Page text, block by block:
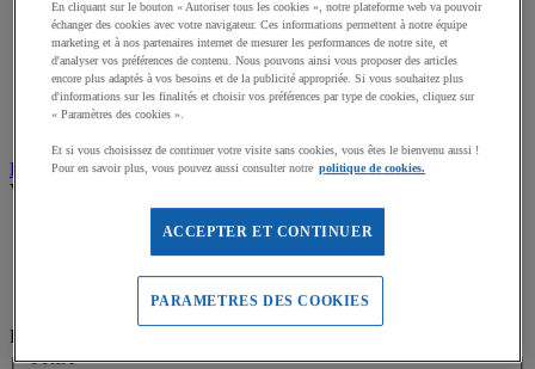
Quincaillerie
Tables pliantes et bancs
Rubalise et cônes de signalisation
Marquage au sol intérieur, extérieur
Porte voix et talkies walkies
Piles
Voir tous les produits
Equipement multisport
Pharmacie du sportif
Trousses de premiers secours
Filtrez par
PRIX
En cliquant sur le bouton « Autoriser tous les cookies », notre plateforme web va pouvoir
échanger des cookies avec votre navigateur. Ces informations permettent à notre équipe
marketing et à nos partenaires internet de mesurer les performances de notre site, et
d'analyser vos préférences de contenu. Nous pouvons ainsi vous proposer des articles
encore plus adaptés à vos besoins et de la publicité appropriée. Si vous souhaitez plus
d'informations sur les finalités et choisir vos préférences par type de cookies, cliquez sur
« Paramètres des cookies ».
Et si vous choisissez de continuer votre visite sans cookies, vous êtes le bienvenu aussi !
Pour en savoir plus, vous pouvez aussi consulter notre politique de cookies.
ACCEPTER ET CONTINUER
PARAMETRES DES COOKIES